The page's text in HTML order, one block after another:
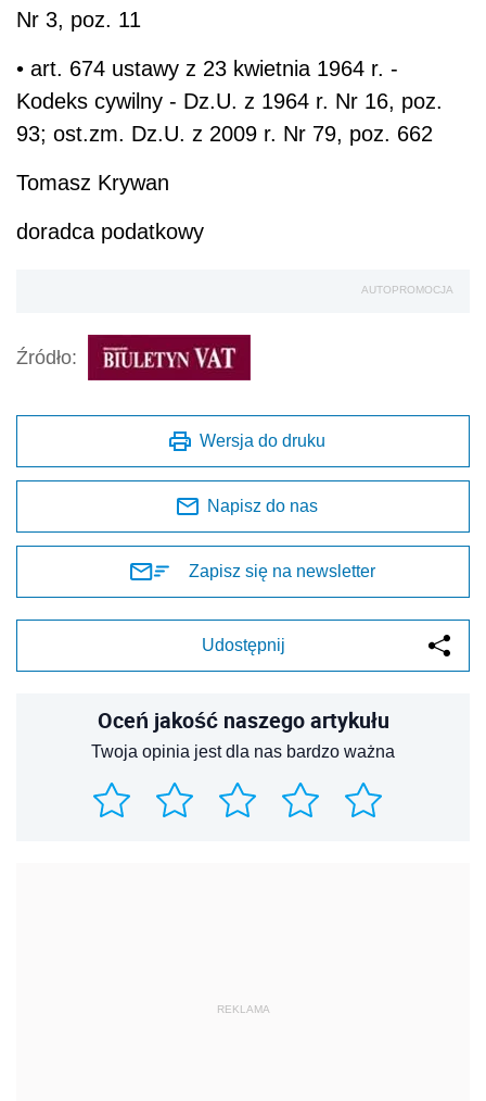
Nr 3, poz. 11
• art. 674 ustawy z 23 kwietnia 1964 r. -
Kodeks cywilny - Dz.U. z 1964 r. Nr 16, poz.
93; ost.zm. Dz.U. z 2009 r. Nr 79, poz. 662
Tomasz Krywan
doradca podatkowy
AUTOPROMOCJA
Źródło:
Wersja do druku
Napisz do nas
Zapisz się na newsletter
Udostępnij
Oceń jakość naszego artykułu
Twoja opinia jest dla nas bardzo ważna
REKLAMA